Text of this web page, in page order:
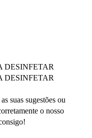
DESINFETAR
DESINFETAR
suas sugestões ou
o nosso